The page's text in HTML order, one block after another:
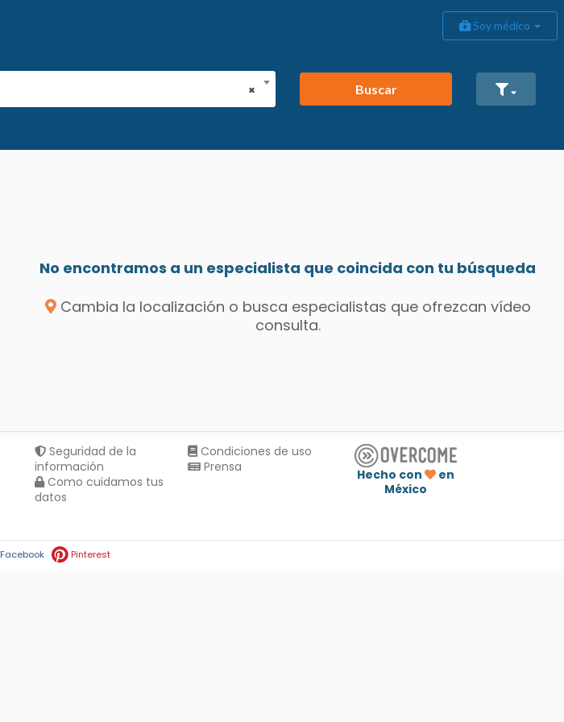
Soy médico
×
Buscar
No encontramos a un especialista que coincida con tu búsqueda
Cambia la localización o busca especialistas que ofrezcan vídeo
consulta.
Seguridad de la
información
Como cuidamos tus
datos
Condiciones de uso
Prensa
Hecho con
en
México
Facebook Pinterest